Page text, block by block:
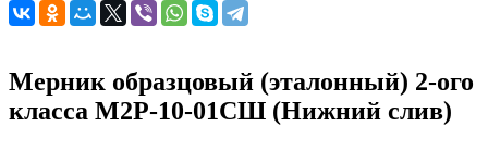
Мерник образцовый (эталонный) 2-ого
класса М2Р-10-01СШ (Нижний слив)